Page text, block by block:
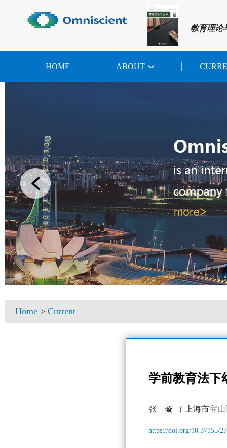
教育理论
HOME ABOUT
Home > Current
学前教育法下
张 璇 （ 上海市宝
https://doi.org/10.37155/